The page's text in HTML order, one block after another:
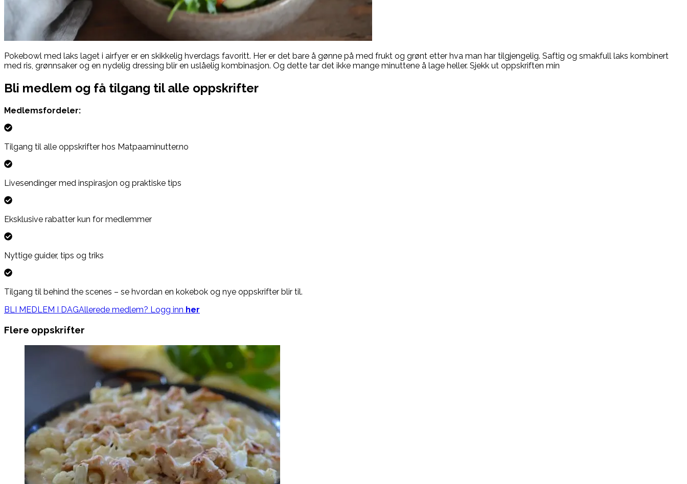
Pokebowl med laks laget i airfyer er en skikkelig hverdags favoritt. Her er det bare å gønne på med frukt og grønt etter hva man har tilgjengelig. Saftig og smakfull laks kombinert
med ris, grønnsaker og en nydelig dressing blir en uslåelig kombinasjon. Og dette tar det ikke mange minuttene å lage heller. Sjekk ut oppskriften min
Bli medlem og få tilgang til alle oppskrifter
Medlemsfordeler:
Tilgang til alle oppskrifter hos Matpaaminutter.no
Livesendinger med inspirasjon og praktiske tips
Eksklusive rabatter kun for medlemmer
Nyttige guider, tips og triks
Tilgang til behind the scenes – se hvordan en kokebok og nye oppskrifter blir til.
BLI MEDLEM I DAGAllerede medlem? Logg inn her
Flere oppskrifter